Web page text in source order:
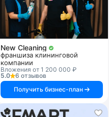
New Cleaning
франшиза клининговой
компании
Вложения от 1 200 000 ₽
5.0
6 отзывов
Получить бизнес-план